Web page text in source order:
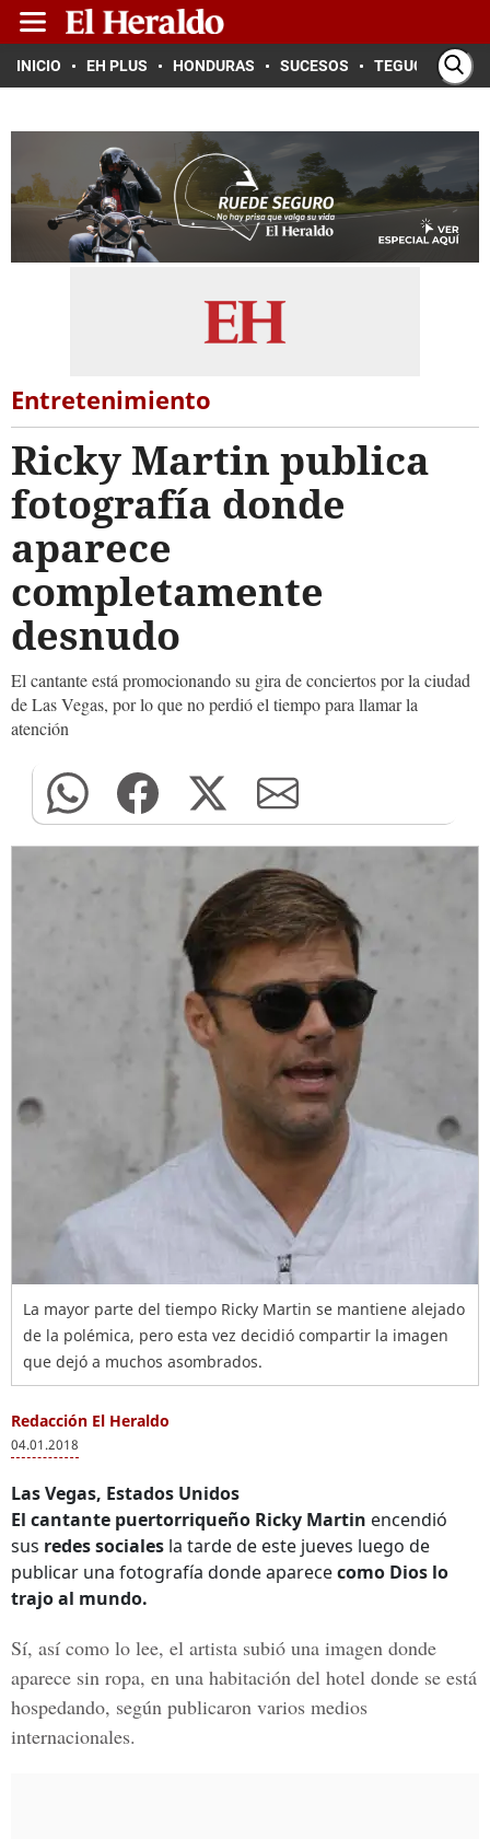
INICIO EH PLUS HONDURAS SUCESOS TEGUCIGALPA
Entretenimiento
Ricky Martin publica
fotografía donde
aparece
completamente
desnudo
El cantante está promocionando su gira de conciertos por la ciudad
de Las Vegas, por lo que no perdió el tiempo para llamar la
atención
La mayor parte del tiempo Ricky Martin se mantiene alejado
de la polémica, pero esta vez decidió compartir la imagen
que dejó a muchos asombrados.
Redacción El Heraldo
04.01.2018
Las Vegas, Estados Unidos
El cantante puertorriqueño Ricky Martin encendió
sus redes sociales la tarde de este jueves luego de
publicar una fotografía donde aparececomo Dios lo
trajo al mundo.
Sí, así como lo lee, el artista subió una imagen donde
aparece sin ropa, en una habitación del hotel donde se está
hospedando, según publicaron varios medios
internacionales.